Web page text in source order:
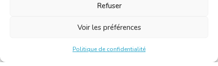
Refuser
Voir les préférences
Politique de confidentialité